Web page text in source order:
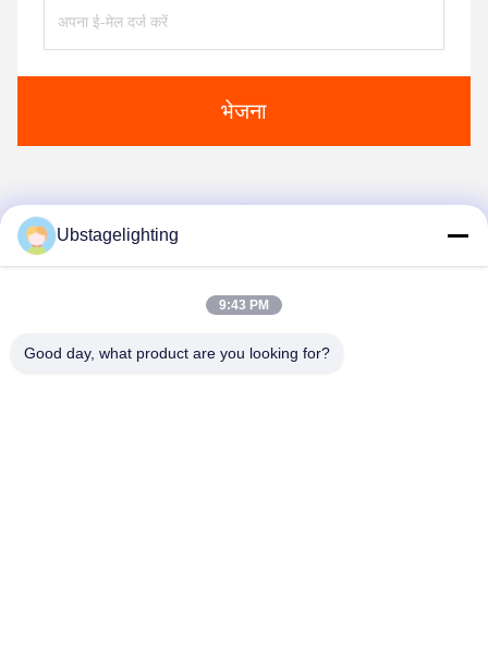
भेजना
Ubstagelighting
9:43 PM
Good day, what product are you looking for?